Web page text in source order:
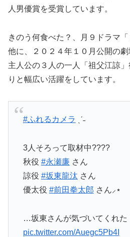
人男優賞を受賞しています。
きのう何食べた？、月９ドラマ
他に、２０２４年１０月公開の劇
主人公の３人の一人「祖父江諒
りと幅広い活躍をしています。
#ふれるカメラ ˎˊ˗
3人そろって取材中????
秋役 #永瀬廉さん
諒役 #坂東龍汰 さん
優太役 #前田拳太郎 さん⸝⋆
…坂東さんが気づいてくれた
pic.twitter.com/Auegc5Pb4I